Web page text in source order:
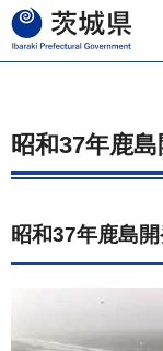
茨城県
昭和37年鹿
昭和37年鹿島